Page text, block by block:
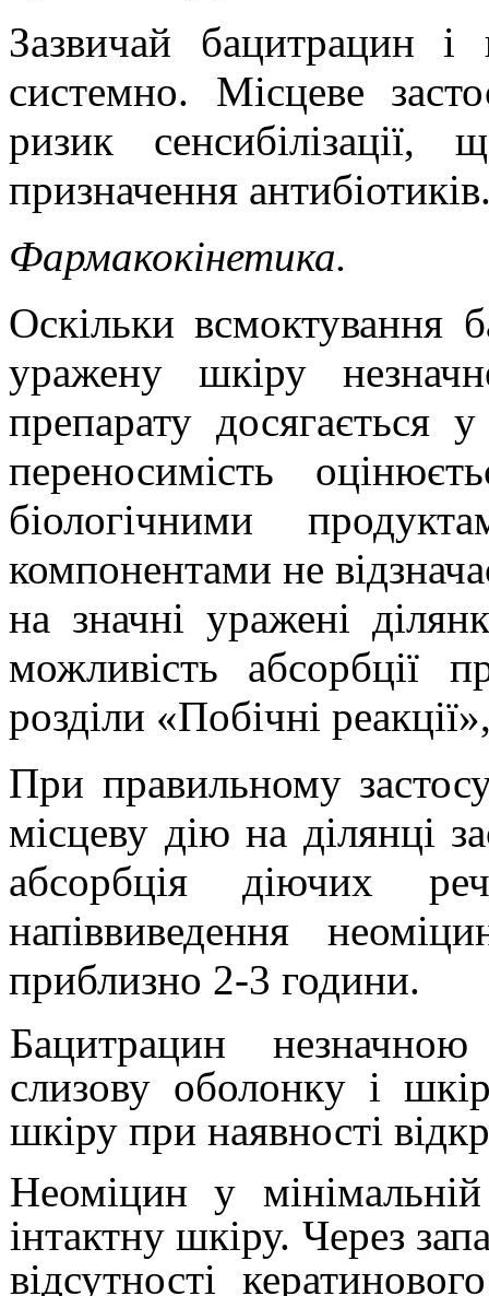
Зазвичай бацитрацин і
системно. Місцеве
ризик
призначення
Фармакокінетика.
Оскільки всмоктування
уражену шкіру
препарату досягається
переносимість
біологічними
компонентами не
на значні уражені
можливість абсорбції
розділи «Побічні
При правильному
місцеву дію на ділянці
абсорбція діючих
напіввиведення
приблизно 2-3 години.
Бацитрацин
слизову оболонку і
шкіру при наявності
Неоміцин у
інтактну шкіру. Через
відсутності кератинового